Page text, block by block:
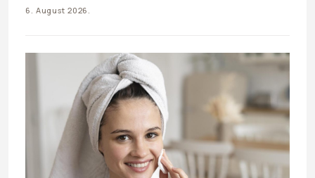
6. August 2026.